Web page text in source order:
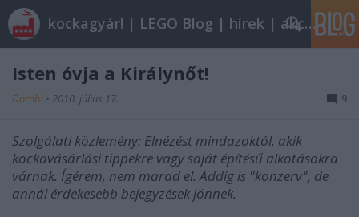
kockagyár! | LEGO Blog | hírek | akciók |
Isten óvja a Királynőt!
Dornbi • 2010. július 17. 9
Szolgálati közlemény: Elnézést mindazoktól, akik
kockavásárlási tippekre vagy saját építésű alkotásokra
várnak. Ígérem, nem marad el. Addig is "konzerv", de
annál érdekesebb bejegyzések jönnek.